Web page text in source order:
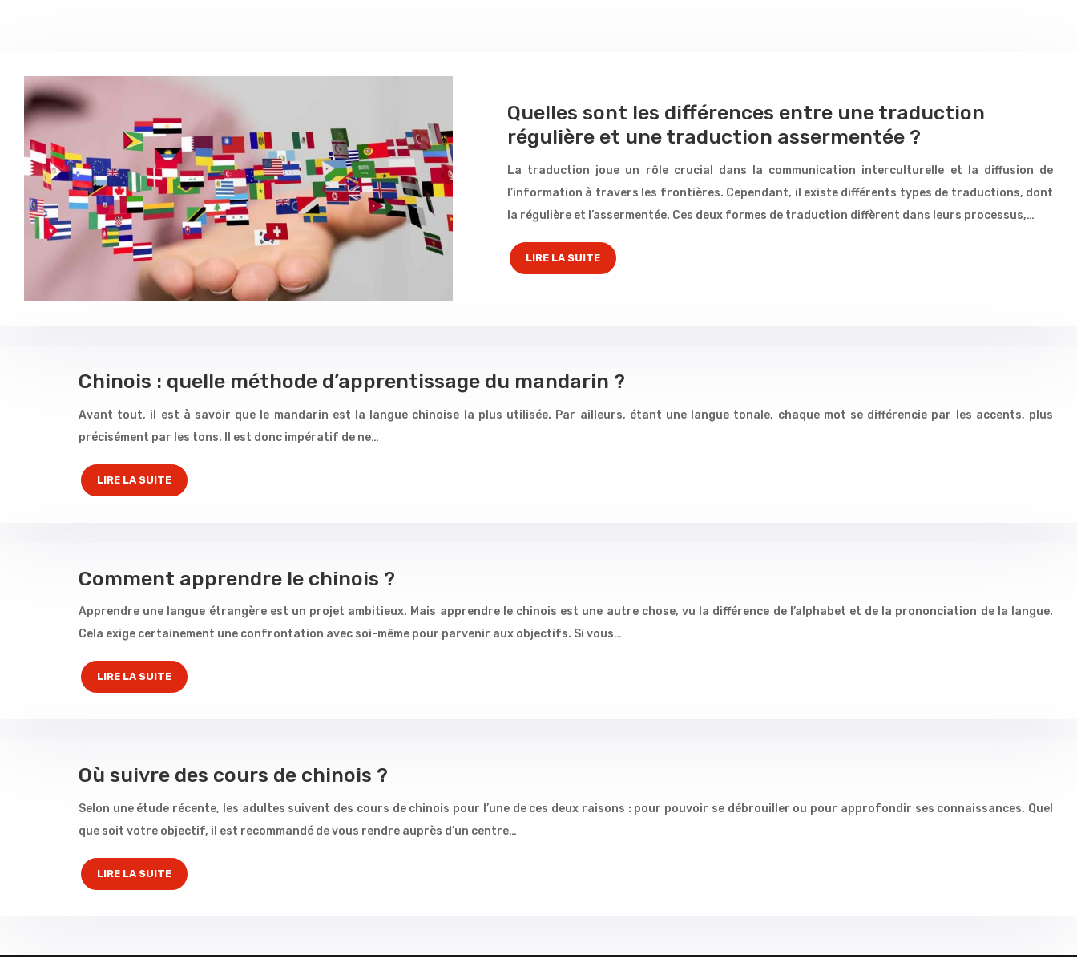
Quelles sont les différences entre une traduction
régulière et une traduction assermentée ?
La traduction joue un rôle crucial dans la communication interculturelle et la diffusion de
l’information à travers les frontières. Cependant, il existe différents types de traductions, dont
la régulière et l’assermentée. Ces deux formes de traduction diffèrent dans leurs processus,…
LIRE LA SUITE
Chinois : quelle méthode d’apprentissage du mandarin ?
Avant tout, il est à savoir que le mandarin est la langue chinoise la plus utilisée. Par ailleurs, étant une langue tonale, chaque mot se différencie par les accents, plus
précisément par les tons. Il est donc impératif de ne…
LIRE LA SUITE
Comment apprendre le chinois ?
Apprendre une langue étrangère est un projet ambitieux. Mais apprendre le chinois est une autre chose, vu la différence de l’alphabet et de la prononciation de la langue.
Cela exige certainement une confrontation avec soi-même pour parvenir aux objectifs. Si vous…
LIRE LA SUITE
Où suivre des cours de chinois ?
Selon une étude récente, les adultes suivent des cours de chinois pour l’une de ces deux raisons : pour pouvoir se débrouiller ou pour approfondir ses connaissances. Quel
que soit votre objectif, il est recommandé de vous rendre auprès d’un centre…
LIRE LA SUITE